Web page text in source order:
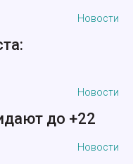
Новости
Новости
до +22
Новости